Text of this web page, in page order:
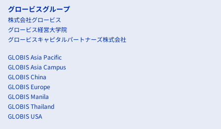
グロービスグループ
株式会社グロービス
グロービス経営大学院
グロービスキャピタルパートナーズ株式会社
GLOBIS Asia Pacific
GLOBIS Asia Campus
GLOBIS China
GLOBIS Europe
GLOBIS Manila
GLOBIS Thailand
GLOBIS USA